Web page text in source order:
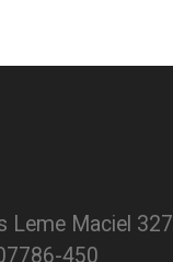
Leme Maciel 327
450